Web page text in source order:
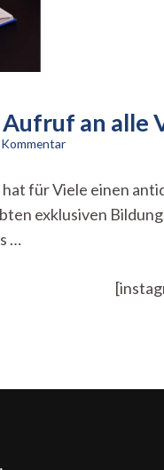
an alle
zu
dem
Elfenbeinturm!
für Viele einen
exklusiven
…